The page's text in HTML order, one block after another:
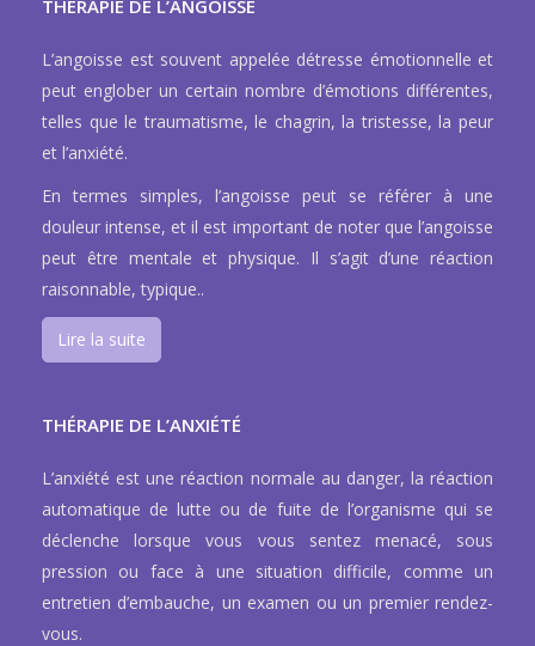
THÉRAPIE DE L’ANGOISSE
L’angoisse est souvent appelée détresse émotionnelle et
peut englober un certain nombre d’émotions différentes,
telles que le traumatisme, le chagrin, la tristesse, la peur
et l’anxiété.
En termes simples, l’angoisse peut se référer à une
douleur intense, et il est important de noter que l’angoisse
peut être mentale et physique. Il s’agit d’une réaction
raisonnable, typique..
Lire la suite
THÉRAPIE DE L’ANXIÉTÉ
L’anxiété est une réaction normale au danger, la réaction
automatique de lutte ou de fuite de l’organisme qui se
déclenche lorsque vous vous sentez menacé, sous
pression ou face à une situation difficile, comme un
entretien d’embauche, un examen ou un premier rendez-
vous.